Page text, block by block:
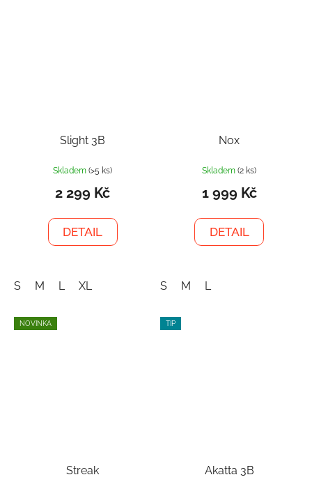
Slight 3B
Skladem(>5 ks)
2 299 Kč
DETAIL
S M L XL
Nox
Skladem (2 ks)
1 999 Kč
DETAIL
S M L
NOVINKA
Streak
TIP
Akatta 3B